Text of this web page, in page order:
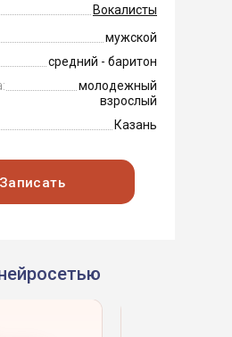
Вокалисты
мужской
средний - баритон
молодежный
взрослый
Казань
Записать